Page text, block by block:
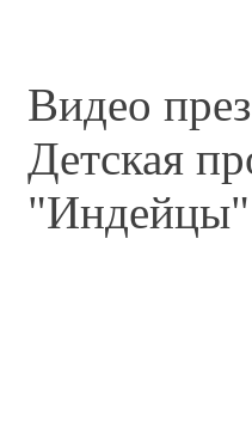
Видео
Детская
"Индейцы"